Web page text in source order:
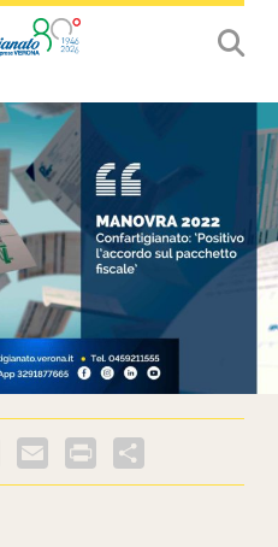
LinkedInEmail PrintFriendly